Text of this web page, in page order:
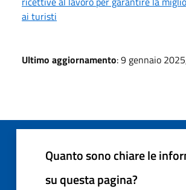
ai turisti
Ultimo aggiornamento: 9 gennaio
Quanto sono chiare le
su questa pagina?